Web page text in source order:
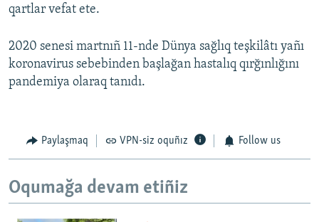
qartlar vefat ete.
2020 senesi martnıñ 11-nde Dünya sağlıq teşkilâtı yañı
koronavirus sebebinden başlağan hastalıq qırğınlığını
pandemiya olaraq tanıdı.
Paylaşmaq VPN-siz oquñız Follow us
Oqumağa devam etiñiz